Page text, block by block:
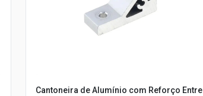
Cantoneira de Alumínio com Reforço Entre